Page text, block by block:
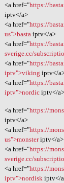
<a href="https://
iptv</a>
<a href="https://
us">bastaiptv</a>
<a href="https://
sverige.cc/
<a href="https://
iptv">viking iptv</
<a href="https://
iptv">nordiciptv</a>
<a href="https://
iptv</a>
<a href="https://
us">monsteriptv</a>
<a href="https://
sverige.cc/
<a href="https://
iptv">nordisk iptv</